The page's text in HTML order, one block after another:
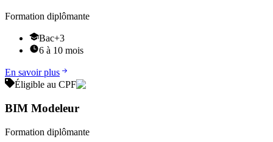
Formation diplômante
Bac+3
6 à 10 mois
En savoir plus
Éligible au CPF
BIM Modeleur
Formation diplômante